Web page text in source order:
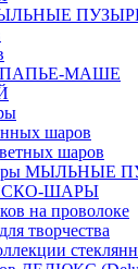
ПАПЬЕ-МАШЕ
шаров
шаров
МЫЛЬНЫЕ
ШАРЫ
на проволоке
творчества